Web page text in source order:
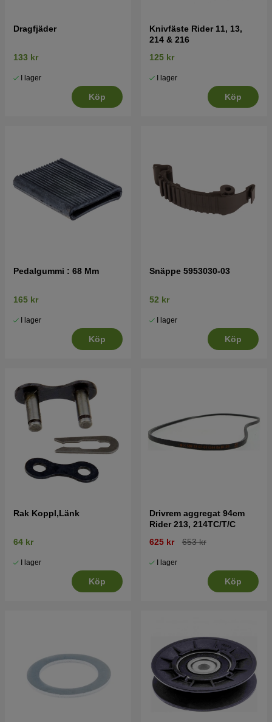
Dragfjäder
133 kr
I lager
Köp
Knivfäste Rider 11, 13,
214 & 216
125 kr
I lager
Köp
Pedalgummi : 68 Mm
165 kr
I lager
Köp
Snäppe 5953030-03
52 kr
I lager
Köp
Rak Koppl,Länk
64 kr
I lager
Köp
Drivrem aggregat 94cm
Rider 213, 214TC/T/C
625 kr
653 kr
I lager
Köp